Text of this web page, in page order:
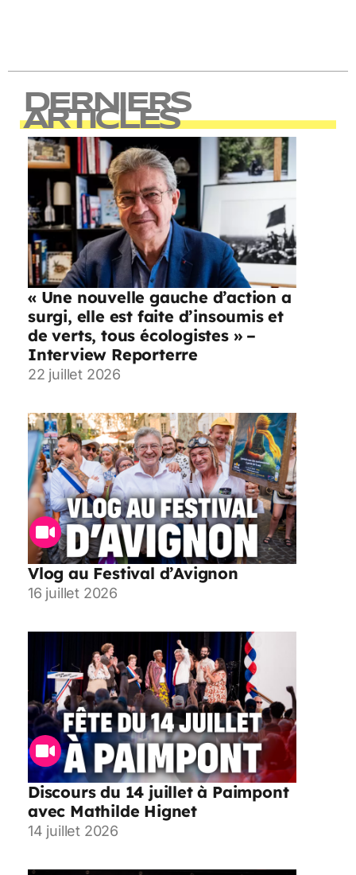
DERNIERS
ARTICLES
« Une nouvelle gauche d’action a
surgi, elle est faite d’insoumis et
de verts, tous écologistes » –
Interview Reporterre
22 juillet 2026
Vlog au Festival d’Avignon
16 juillet 2026
Discours du 14 juillet à Paimpont
avec Mathilde Hignet
14 juillet 2026